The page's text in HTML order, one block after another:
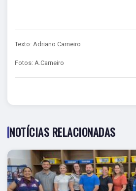
Texto: Adriano Carneiro
Fotos: A.Carneiro
NOTÍCIAS RELACIONADAS